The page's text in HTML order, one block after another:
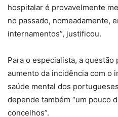
hospitalar é provavelmente
no passado, nomeadamente,
internamentos”, justificou.
Para o especialista, a questão
aumento da incidência com o
saúde mental dos
depende também “um pouco
concelhos”.